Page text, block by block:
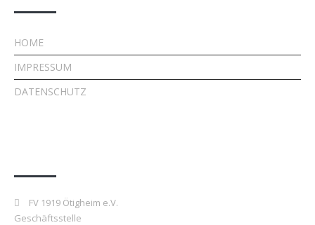
HOME
IMPRESSUM
DATENSCHUTZ
FV 1919 Ötigheim e.V.
Geschäftsstelle